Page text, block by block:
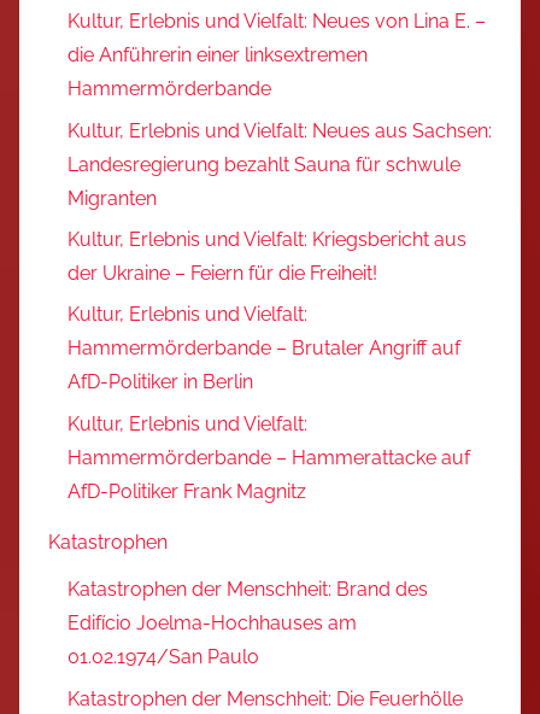
Kultur, Erlebnis und Vielfalt: Neues von Lina E. –
die Anführerin einer linksextremen
Hammermörderbande
Kultur, Erlebnis und Vielfalt: Neues aus Sachsen:
Landesregierung bezahlt Sauna für schwule
Migranten
Kultur, Erlebnis und Vielfalt: Kriegsbericht aus
der Ukraine – Feiern für die Freiheit!
Kultur, Erlebnis und Vielfalt:
Hammermörderbande – Brutaler Angriff auf
AfD-Politiker in Berlin
Kultur, Erlebnis und Vielfalt:
Hammermörderbande – Hammerattacke auf
AfD-Politiker Frank Magnitz
Katastrophen
Katastrophen der Menschheit: Brand des
Edifício Joelma-Hochhauses am
01.02.1974/San Paulo
Katastrophen der Menschheit: Die Feuerhölle